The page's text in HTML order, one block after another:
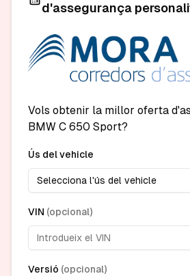
d'assegurança
Vols obtenir la millor oferta
BMW C 650 Sport?
Ús del vehicle
Selecciona l'ús del vehicle
VIN (opcional)
Versió (opcional)